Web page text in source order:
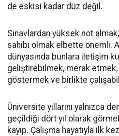
de eskisi kadar düz değil.
Sınavlardan yüksek not
sahibi olmak elbette önemli.
dünyasında bunlara iletişim
geliştirebilmek, merak etmek,
göstermek ve birlikte
Üniversite yıllarını yalnızca
geçildiği dört yıl olarak
kayıp. Çalışma hayatıyla ilk